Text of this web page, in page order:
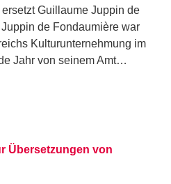
Guillaume Juppin de
de Fondaumière war
Kulturunternehmung im
Jahr von seinem Amt…
Übersetzungen von